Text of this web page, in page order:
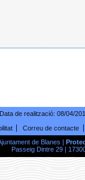
Data de realització: 08/04/
Correu de contacte
de Blanes |
Passeig Dintre 29 |